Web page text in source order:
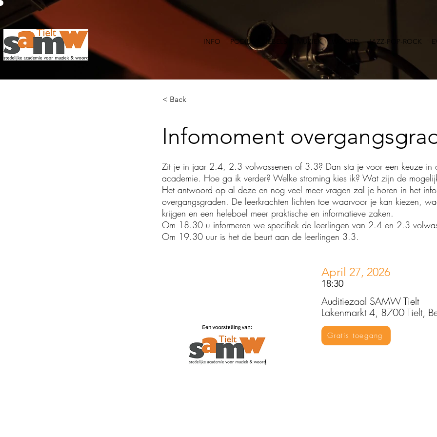
INFO PODIUMKRIEBELS MUZIEK WOORD JAZZ-POP-ROCK
< Back
Infomoment
Zit je in jaar 2.4, 2.3 volwassenen of 3.3? Dan sta je voor een keuze in
academie. Hoe ga ik verder? Welke stroming kies ik? Wat zijn de
Het antwoord op al deze en nog veel meer vragen zal je horen in het
overgangsgraden. De leerkrachten lichten toe waarvoor je kan kiezen,
krijgen en een heleboel meer praktische en informatieve zaken.
Om 18.30 u informeren we specifiek de leerlingen van 2.4 en 2.3
Om 19.30 uur is het de beurt aan de leerlingen 3.3.
April 27, 2026
18:30
Lakenmarkt 4, 8700 Tielt,
Auditiezaal SAMW Tielt
Gratis toegang